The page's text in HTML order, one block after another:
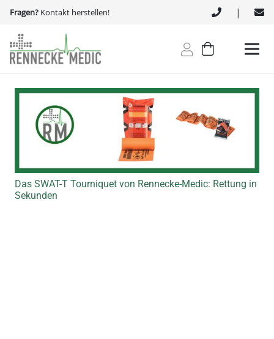
Fragen? Kontakt herstellen! |
Das SWAT-T Tourniquet von Rennecke-Medic: Rettung in
Sekunden